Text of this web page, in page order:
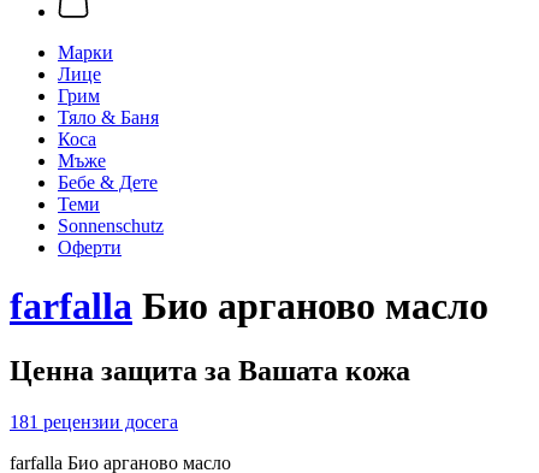
Марки
Лице
Грим
Тяло & Баня
Коса
Мъже
Бебе & Дете
Теми
Sonnenschutz
Оферти
farfalla Био арганово масло
Ценна защита за Вашата кожа
181 рецензии досега
farfalla Био арганово масло